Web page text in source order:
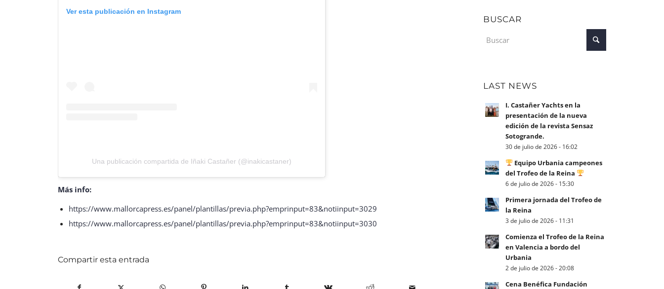
Ver esta publicación en Instagram
Una publicación compartida de Iñaki Castañer (@inakicastaner)
Más info:
https://www.mallorcapress.es/panel/plantillas/previa.php?emprinput=83&notiinput=3029
https://www.mallorcapress.es/panel/plantillas/previa.php?emprinput=83&notiinput=3030
Compartir esta entrada
BUSCAR
LAST NEWS
I. Castañer Yachts en la
presentación de la nueva
edición de la revista Sensaz
Sotogrande.
30 de julio de 2026 - 16:02
Equipo Urbania campeones
del Trofeo de la Reina
6 de julio de 2026 - 15:30
Primera jornada del Trofeo de
la Reina
3 de julio de 2026 - 11:31
Comienza el Trofeo de la Reina
en Valencia a bordo del
Urbania
2 de julio de 2026 - 20:08
Cena Benéfica Fundación